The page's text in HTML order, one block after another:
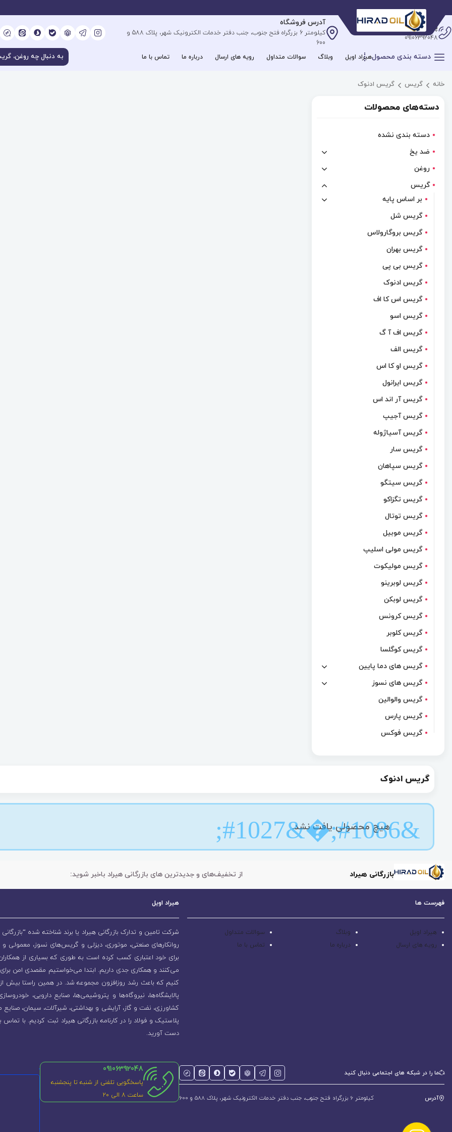
پشتیبانی آنلاین
09106392048
آدرس فروشگاه
کیلومتر 6 بزرگراه فتح جنوب، جنب دفتر خدمات الکترونیک شهر، پلاک 588 و
600
دسته بندی محصولهیراد اویل وبلاگ سوالات متداول رویه های ارسال درباره ما تماس با ما
خانه گریس گریس ادنوک
دسته‌های محصولات
دسته بندی نشده
ضد یخ
روغن
گریس
بر اساس پایه
گریس شل
گریس بروگارولاس
گریس بهران
گریس بی پی
گریس ادنوک
گریس اس کا اف
گریس اسو
گریس اف آ گ
گریس الف
گریس او کا اس
گریس ایرانول
گریس آر اند اس
گریس آجیپ
گریس آسیاژوله
گریس سار
گریس سپاهان
گریس سیتگو
گریس تگزاکو
گریس توتال
گریس موبیل
گریس مولی اسلیپ
گریس مولیکوت
گریس لوبرینو
گریس لوبکن
گریس کرونس
گریس کلوبر
گریس کوگلسا
گریس های دما پایین
گریس های نسوز
گریس والوالین
گریس پارس
گریس فوکس
گریس ادنوک
هیچ محصولی یافت نشد.
بازرگانی هیراد از تخفیف‌های و جدیدترین های بازرگانی هیراد باخبر شوید:
فهرست ها
هیراد اویل وبلاگ
سوالات متداول
رویه های ارسال
درباره ما تماس با ما
هیراد اویل
شرکت تامین و تدارک بازرگانی هیراد یا برند شناخته شده
روانکارهای صنعتی، موتوری، دیزلی و گریس‌های نسوز،
برای خود اعتباری کسب کرده است به طوری که بسیاری از
می‌کنند و همکاری جدی داریم. ابتدا می‌خواستیم مقصدی امن برای
پالایشگاه‌ها، نیروگاه‌ها و پتروشیمی‌ها، صنایع دارویی،
کشاورزی، نفت و گاز، آرایشی و بهداشتی، شیرآلات، سیمان،
پلاستیک و فولاد را در کارنامه بازرگانی هیراد ثبت کردیم. با
دست آورید.
ما را در شبکه های اجتماعی دنبال کنید
آدرس کیلومتر 6 بزرگراه فتح جنوب، جنب دفتر خدمات الکترونیک شهر، پلاک 588 و 600
09106392048
پاسخگویی تلفنی از شنبه تا پنجشنبه
ساعت 8 الی ۲۰